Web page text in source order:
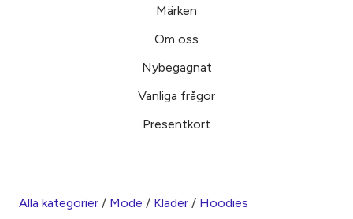
Märken
Om oss
Nybegagnat
Vanliga frågor
Presentkort
Alla kategorier / Mode / Kläder / Hoodies